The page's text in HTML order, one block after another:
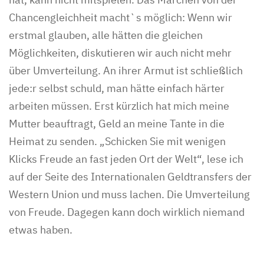
Chancengleichheit macht`s möglich: Wenn wir
erstmal glauben, alle hätten die gleichen
Möglichkeiten, diskutieren wir auch nicht mehr
über Umverteilung. An ihrer Armut ist schließlich
jede:r selbst schuld, man hätte einfach härter
arbeiten müssen. Erst kürzlich hat mich meine
Mutter beauftragt, Geld an meine Tante in die
Heimat zu senden. „Schicken Sie mit wenigen
Klicks Freude an fast jeden Ort der Welt“, lese ich
auf der Seite des Internationalen Geldtransfers der
Western Union und muss lachen. Die Umverteilung
von Freude. Dagegen kann doch wirklich niemand
etwas haben.